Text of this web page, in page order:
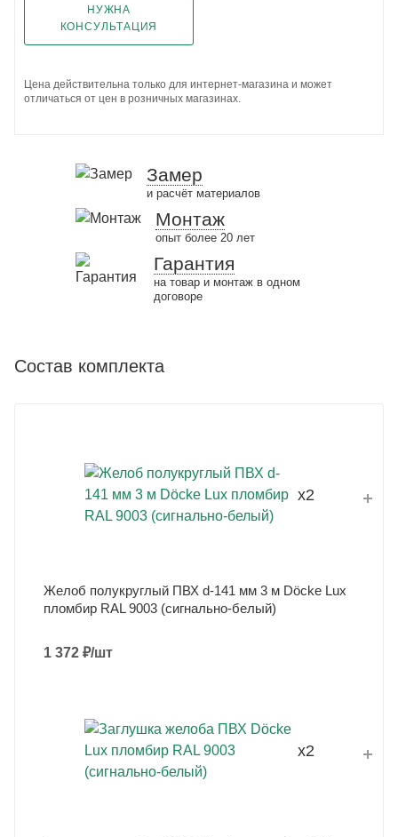
НУЖНА
КОНСУЛЬТАЦИЯ
Цена действительна только для интернет-магазина и может
отличаться от цен в розничных магазинах.
Замер
и расчёт материалов
Монтаж
опыт более 20 лет
Гарантия
на товар и монтаж в одном
договоре
Состав комплекта
x2
Желоб полукруглый ПВХ d-141 мм 3 м Döcke Lux
пломбир RAL 9003 (сигнально-белый)
1 372 ₽/шт
x2